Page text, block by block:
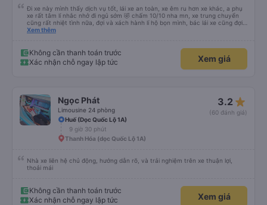
Đi xe này mình thấy dịch vụ tốt, lái xe an toàn, xe êm ru hơn xe khác, a phụ
xe rất tâm lí nhắc nhở đi ngủ sớm 🤣 chấm 10/10 nha mn, xe trung chuyển
cũng rất nhiệt tình nữa, đợi và xách hành lí hộ bọn mình, bác lái xe cũng đợi
mn đi vệ sinh xong mới đi chứ ko vội vàng mắng khách như xe khác, nên đi
thấy thế
Xem thêm
Không cần thanh toán trước
Xác nhận chỗ ngay lập tức
Xem giá
Ngọc Phát
Limousine 24 phòng
3.2 star_rate
(60 đánh giá)
Huế (Dọc Quốc Lộ 1A)
9 giờ 30 phút
Thanh Hóa (dọc Quốc Lộ 1A)
Nhà xe liên hệ chủ động, hướng dẫn rõ, và trải nghiệm trên xe thuận lợi,
thoải mái
Không cần thanh toán trước
Xác nhận chỗ ngay lập tức
Xem giá